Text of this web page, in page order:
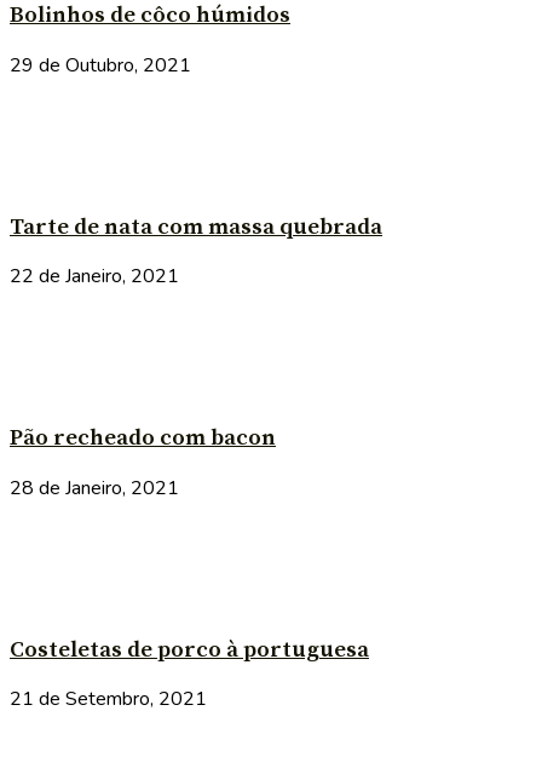
Bolinhos de côco húmidos
29 de Outubro, 2021
Tarte de nata com massa quebrada
22 de Janeiro, 2021
Pão recheado com bacon
28 de Janeiro, 2021
Costeletas de porco à portuguesa
21 de Setembro, 2021